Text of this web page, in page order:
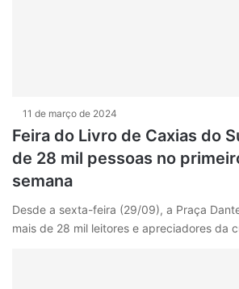
11 de março de 2024
Feira do Livro de Caxias do
de 28 mil pessoas no
semana
Desde a sexta-feira (29/09), a Praça
mais de 28 mil leitores e apreciadores da